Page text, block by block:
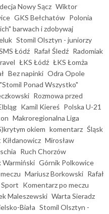
Nowy Sącz Wiktor
GKS Bełchatów Polonia
barwach i zdobywaj
Stomil Olsztyn - juniorzy
Łódź Rafał Śledź Radomiak
ŁKS Łódź ŁKS Łomża
Bez napinki Odra Opole
Ponad Wszystko"
Rozmowa przed
Kamil Kiereś Polska U-21
Makroregionalna Liga
okiem komentarz Śląsk
Kiłdanowicz Mirosław
Ruch Chorzów
Warmiński Górnik Polkowice
Mariusz Borkowski Rafał
Komentarz po meczu
Maleszewski Warta Sieradz
Biała Stomil Olsztyn -